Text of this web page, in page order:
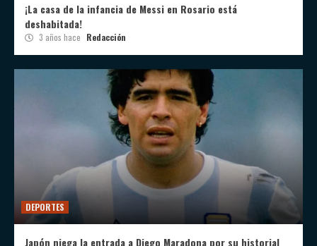
¡La casa de la infancia de Messi en Rosario está
deshabitada!
3 años hace Redacción
DEPORTES
Japón niega la entrada a Diego Maradona por su historial